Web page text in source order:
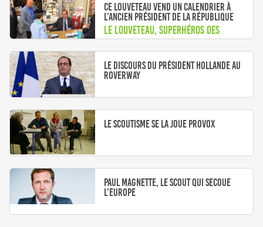
Ce louveteau vend un calendrier à
l’ancien Président de la République
Le louveteau, superhéros des
Le discours du président Hollande au
Roverway
Le scoutisme se la joue Provox
Paul Magnette, le scout qui secoue
l’Europe